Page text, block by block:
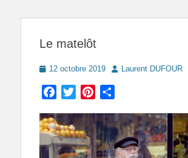
Le matelôt
Posted
12 octobre 2019 AuthorLaurent DUFOUR
Facebook
TwitterPinterest